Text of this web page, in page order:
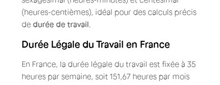
(heures-centièmes), idéal pour des calculs précis
de durée de travail
Durée Légale du Travail en France
En France, la durée légale du travail est fixée à 35
heures par semaine, soit 151,67 heures par mois